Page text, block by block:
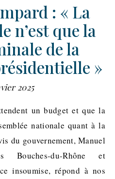
: « La
n’est que la
de la
»
2025
nationale quant à la
du gouvernement, Manuel
Bouches-du-Rhône et
insoumise, répond à nos